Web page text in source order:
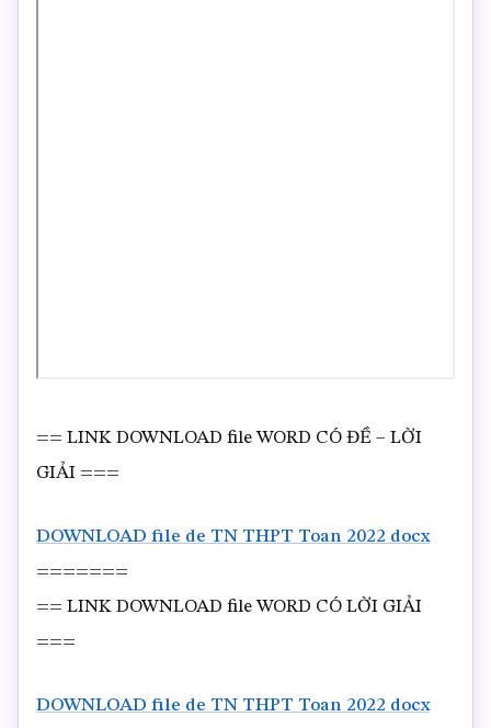
== LINK DOWNLOAD file WORD CÓ ĐỀ – LỜI
GIẢI ===
DOWNLOAD file de TN THPT Toan 2022 docx
=======
== LINK DOWNLOAD file WORD CÓ LỜI GIẢI
===
DOWNLOAD file de TN THPT Toan 2022 docx